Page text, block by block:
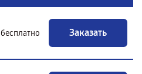
бесплатно Заказать